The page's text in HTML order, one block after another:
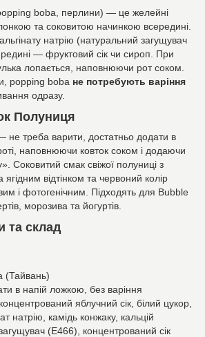
boba, перлини) — це желейні
та соковитою начинкою всередині.
натрію (натуральний загущувач
— фруктовий сік чи сироп. При
лопається, наповнюючи рот соком.
popping boba не потребують варіння
одразу.
Полуниця
не треба варити, достатньо додати в
наповнюючи ковток соком і додаючи
Соковитий смак свіжої полуниці з
ягідним відтінком та червоний колір
і фотогенічним. Підходять для Bubble
морозива та йогуртів.
та склад
(Тайвань)
в напій ложкою, без варіння
яблучний сік, білий цукор,
натрію, камідь конжаку, кальцій
(Е466), концентрований сік